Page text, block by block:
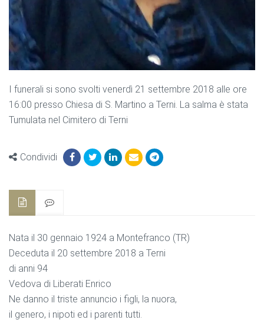
I funerali si sono svolti venerdì 21 settembre 2018 alle ore
16:00 presso Chiesa di S. Martino a Terni. La salma è stata
Tumulata nel Cimitero di Terni
Condividi
Nata il 30 gennaio 1924 a Montefranco (TR)
Deceduta il 20 settembre 2018 a Terni
di anni 94
Vedova di Liberati Enrico
Ne danno il triste annuncio i figli, la nuora,
il genero, i nipoti ed i parenti tutti.